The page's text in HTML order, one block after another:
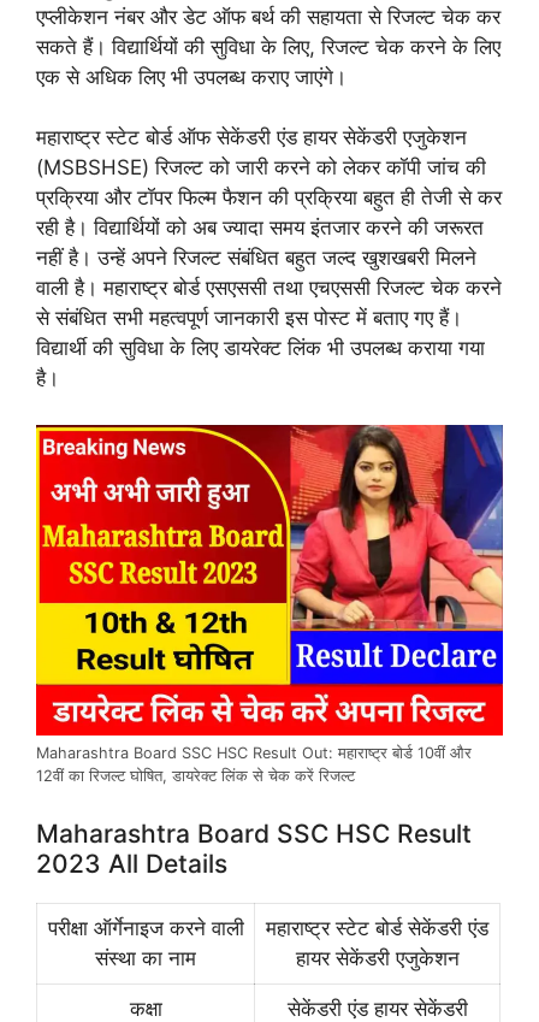
एप्लीकेशन नंबर और डेट ऑफ बर्थ की सहायता से रिजल्ट चेक कर
सकते हैं। विद्यार्थियों की सुविधा के लिए, रिजल्ट चेक करने के लिए
एक से अधिक लिए भी उपलब्ध कराए जाएंगे।
महाराष्ट्र स्टेट बोर्ड ऑफ सेकेंडरी एंड हायर सेकेंडरी एजुकेशन
(MSBSHSE) रिजल्ट को जारी करने को लेकर कॉपी जांच की
प्रक्रिया और टॉपर फिल्म फैशन की प्रक्रिया बहुत ही तेजी से कर
रही है। विद्यार्थियों को अब ज्यादा समय इंतजार करने की जरूरत
नहीं है। उन्हें अपने रिजल्ट संबंधित बहुत जल्द खुशखबरी मिलने
वाली है। महाराष्ट्र बोर्ड एसएससी तथा एचएससी रिजल्ट चेक करने
से संबंधित सभी महत्वपूर्ण जानकारी इस पोस्ट में बताए गए हैं।
विद्यार्थी की सुविधा के लिए डायरेक्ट लिंक भी उपलब्ध कराया गया
है।
Maharashtra Board SSC HSC Result Out: महाराष्ट्र बोर्ड 10वीं और
12वीं का रिजल्ट घोषित, डायरेक्ट लिंक से चेक करें रिजल्ट
Maharashtra Board SSC HSC Result
2023 All Details
परीक्षा ऑर्गेनाइज करने वाली
संस्था का नाम
महाराष्ट्र स्टेट बोर्ड सेकेंडरी एंड
हायर सेकेंडरी एजुकेशन
कक्षा सेकेंडरी एंड हायर सेकेंडरी